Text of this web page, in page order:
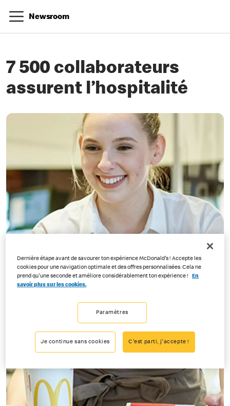
Newsroom
7 500 collaborateurs
assurent l’hospitalité
Dernière étape avant de savourer ton expérience McDonald's ! Accepte les
cookies pour une navigation optimale et des offres personnalisées. Cela ne
prend qu'une seconde et améliore considérablement ton expérience !
En
savoir plus sur les cookies.
Paramètres
Je continue sans cookies C'est parti, j'accepte !